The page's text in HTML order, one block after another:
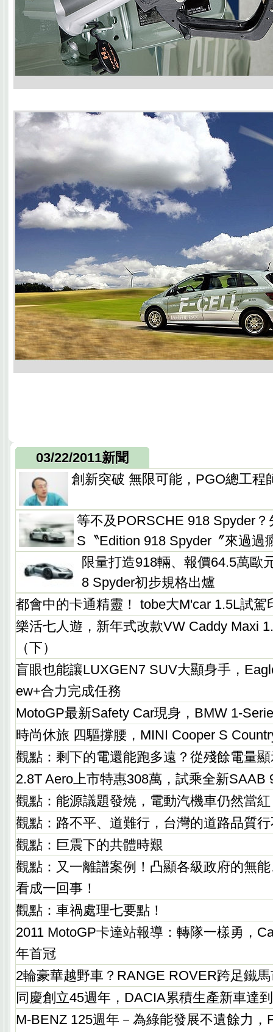
03/22/2011新聞
創新突破 無限可能，PGO總工程
等不及PORSCHE 918 Spyder？
S〝Edition 918 Spyder〞來過過
限量打造918輛、報價64.5萬歐
8 Spyder初步規格出爐
都會中的卡通精靈！ tobe大M'car 1.5L試駕
樂活七人遊，新年式改款VW Caddy Maxi
（下）
盲眼也能讓LUXGEN7 SUV大顯身手，
ew+合力完成任務
MotoGP最新Safety Car現身，BMW 1-
時尚休旅 四驅撐腰，MINI Cooper S
觀點：剩下的電還能跑多遠？從殘餘電量
2.8T Aero上市特惠308萬，試乘全新SAAB
觀點：能源議題發燒，電動汽機車仍然當紅
觀點：路不平、道難行，台灣的道路品質
觀點：巨震下的共體時艱
觀點：又一離譜案例！凸顯各級政府的無
看成一回事！
觀點：車禍處理七要點！
2011 MotoGP卡達站報導：轉隊一樣勇，
年首冠
2輪豪華越野車？RANGE ROVER跨足鐵
同慶創立45週年，DACIA累積生產新車達
M-BENZ 125週年－為綠能發展不遺餘力，